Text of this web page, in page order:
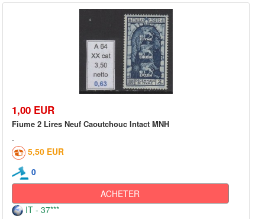
1,00 EUR
Fiume 2 Lires Neuf Caoutchouc Intact MNH
5,50 EUR
0
ACHETER
IT - 37***